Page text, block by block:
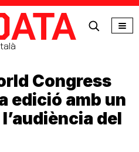
Congress
edició amb un
del